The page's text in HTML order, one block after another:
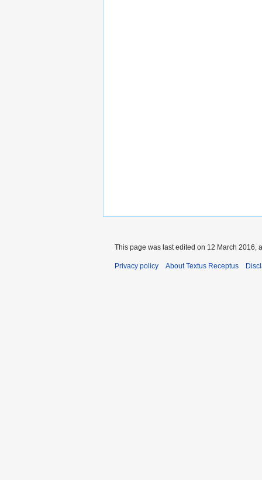
This page was last edited on 12 March 2016,
Privacy policy About Textus Receptus